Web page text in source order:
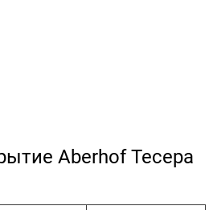
Aberhof Тесера